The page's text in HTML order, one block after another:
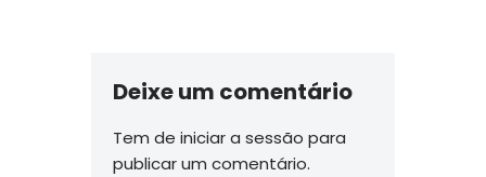
Deixe um comentário
Tem de iniciar a sessão para
publicar um comentário.